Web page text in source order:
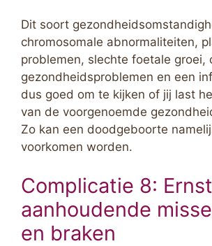
Dit soort
chromosomale abnormaliteiten,
problemen, slechte foetale groei,
gezondheidsproblemen en een
dus goed om te kijken of jij last
van de voorgenoemde
Zo kan een doodgeboorte
voorkomen worden.
Complicatie 8:
aanhoudende
en braken